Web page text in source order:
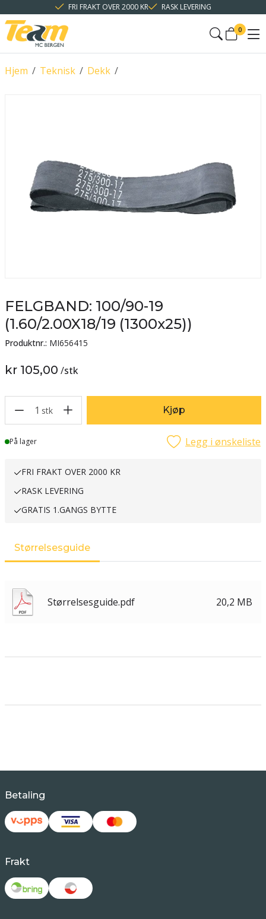
FRI FRAKT OVER 2000 KR RASK LEVERING
0
/
Hjem /
Teknisk /
Dekk
FELGBAND: 100/90-19
(1.60/2.00X18/19 (1300x25))
Produktnr.: MI656415
kr 105,00 /stk
1 stk Kjøp
Lager
På lager Legg i ønskeliste
FRI FRAKT OVER 2000 KR
RASK LEVERING
GRATIS 1.GANGS BYTTE
Størrelsesguide
Størrelsesguide.pdf 20,2 MB
Betaling
Frakt